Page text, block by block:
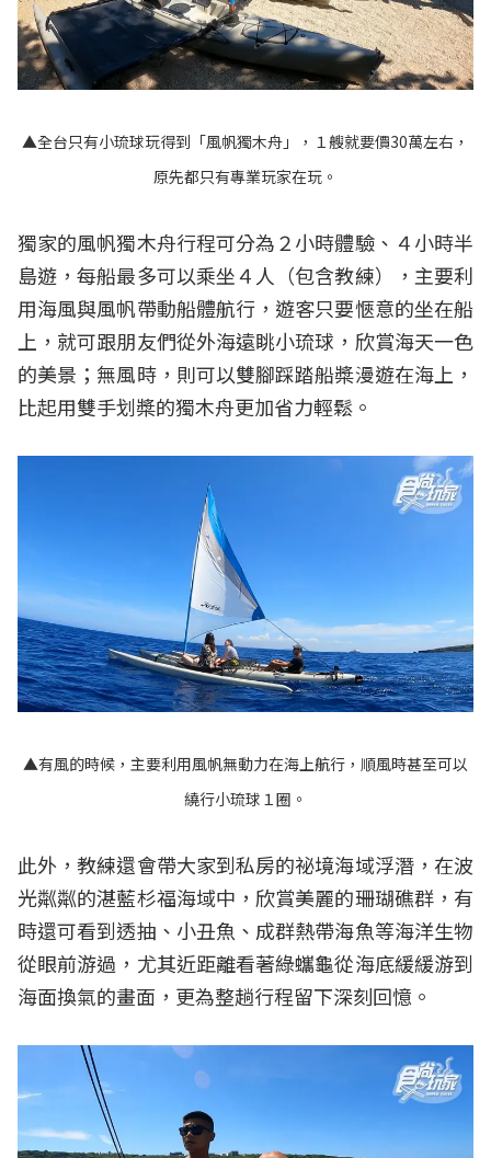
▲全台只有小琉球玩得到「風帆獨木舟」，１艘就要價30萬左右，
原先都只有專業玩家在玩。
獨家的風帆獨木舟行程可分為２小時體驗、４小時半
島遊，每船最多可以乘坐４人（包含教練），主要利
用海風與風帆帶動船體航行，遊客只要愜意的坐在船
上，就可跟朋友們從外海遠眺小琉球，欣賞海天一色
的美景；無風時，則可以雙腳踩踏船槳漫遊在海上，
比起用雙手划槳的獨木舟更加省力輕鬆。
▲有風的時候，主要利用風帆無動力在海上航行，順風時甚至可以
繞行小琉球１圈。
此外，教練還會帶大家到私房的祕境海域浮潛，在波
光粼粼的湛藍杉福海域中，欣賞美麗的珊瑚礁群，有
時還可看到透抽、小丑魚、成群熱帶海魚等海洋生物
從眼前游過，尤其近距離看著綠蠵龜從海底緩緩游到
海面換氣的畫面，更為整趟行程留下深刻回憶。